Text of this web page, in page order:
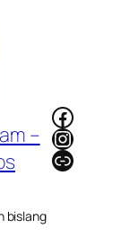
–
bislang
Link